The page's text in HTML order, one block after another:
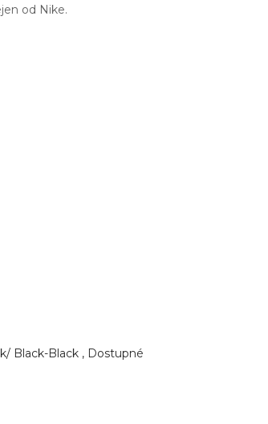
od Nike.
Black-Black , Dostupné